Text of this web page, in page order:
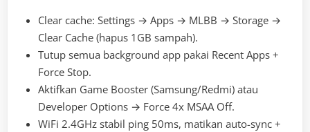
Clear cache: Settings → Apps → MLBB → Storage →
Clear Cache (hapus 1GB sampah).
Tutup semua background app pakai Recent Apps +
Force Stop.
Aktifkan Game Booster (Samsung/Redmi) atau
Developer Options → Force 4x MSAA Off.
WiFi 2.4GHz stabil ping 50ms, matikan auto-sync +